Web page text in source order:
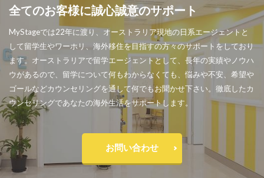
全てのお客様に誠心誠意のサポート
MyStageでは22年に渡り、オーストラリア現地の日系エージェントと
して留学生やワーホリ、海外移住を目指すの方々のサポートをしており
ます。オーストラリアで留学エージェントとして、長年の実績やノウハ
ウがあるので、留学について何もわからなくても、悩みや不安、希望や
ゴールなどカウンセリングを通して何でもお聞かせ下さい。徹底したカ
ウンセリングであなたの海外生活をサポートします。
お問い合わせ